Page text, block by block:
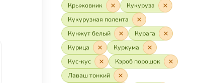
Крыжовник
Кукуруза
Кукурузная полента
Кунжут белый
Курага
Курица
Куркума
Кус-кус
Кэроб порошок
Лаваш тонкий